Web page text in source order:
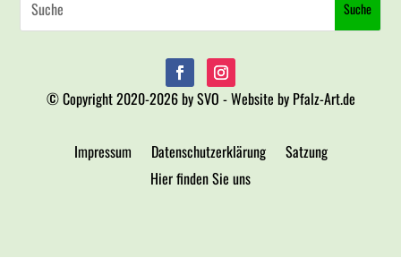
© Copyright 2020-2026 by SVO - Website by Pfalz-Art.de
Impressum Datenschutzerklärung
Satzung
Hier finden Sie uns